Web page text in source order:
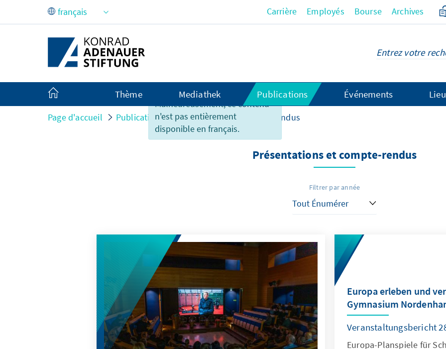
Saut au contenu principal
Malheureusement, ce contenu
n'est pas entièrement
disponible en français.
Carrière Employés Bourse Archives
Thème Mediathek Publications Événements
Page d'accueil Publications Présentations & compte-rendus
Présentations et compte-rendus
Filtrer par année
Europa erleben und
Gymnasium
Veranstaltungsbericht
Europa-Planspiele für